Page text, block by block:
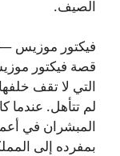
الصيف.
فيكتور موزيس —
قصة فيكتور
التي لا تقف
لم تتأهل. عندما
بمفرده إلى